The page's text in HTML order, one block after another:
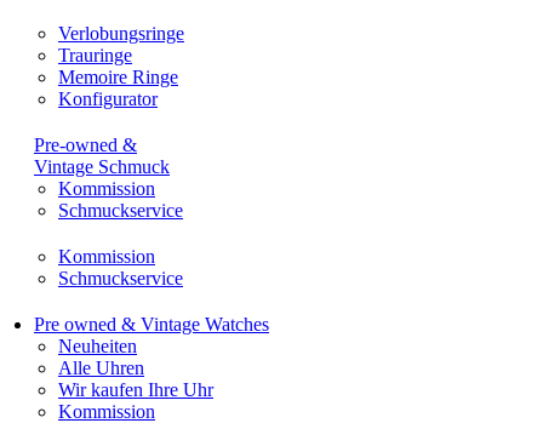
Verlobungsringe
Trauringe
Memoire Ringe
Konfigurator
Pre-owned &
Vintage Schmuck
Kommission
Schmuckservice
Kommission
Schmuckservice
Pre owned & Vintage Watches
Neuheiten
Alle Uhren
Wir kaufen Ihre Uhr
Kommission